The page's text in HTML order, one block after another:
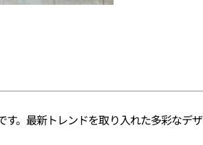
。最新トレンドを取り入れた多彩なデ